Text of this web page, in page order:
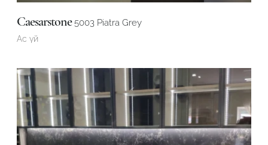
Caesarstone5003 Piatra Grey
Ас үй